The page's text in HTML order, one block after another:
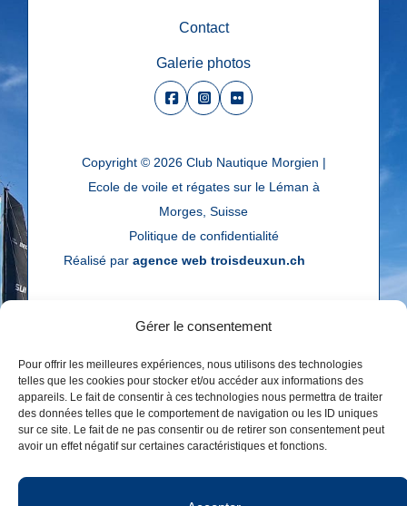
Gérer le consentement
Pour offrir les meilleures expériences, nous utilisons des technologies
telles que les cookies pour stocker et/ou accéder aux informations des
appareils. Le fait de consentir à ces technologies nous permettra de traiter
des données telles que le comportement de navigation ou les ID uniques
sur ce site. Le fait de ne pas consentir ou de retirer son consentement peut
avoir un effet négatif sur certaines caractéristiques et fonctions.
Contact
Galerie photos
Copyright © 2026 Club Nautique Morgien |
Ecole de voile et régates sur le Léman à
Morges, Suisse
Politique de confidentialité
Réalisé par agence web troisdeuxun.ch